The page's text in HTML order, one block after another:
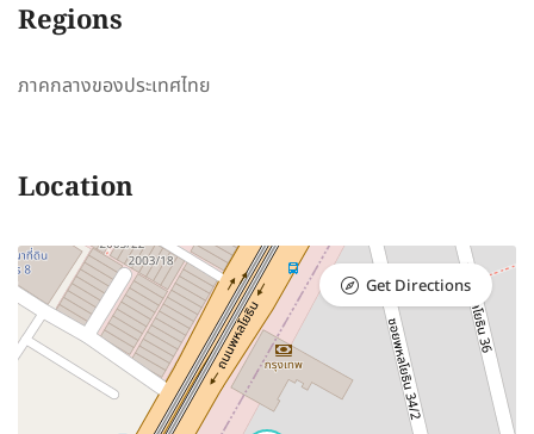
Regions
ภาคกลางของประเทศไทย
Location
Get Directions